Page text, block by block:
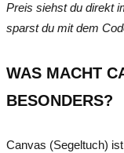
Preis siehst du direkt
sparst du mit dem
WAS MACHT
BESONDERS?
Canvas (Segeltuch)